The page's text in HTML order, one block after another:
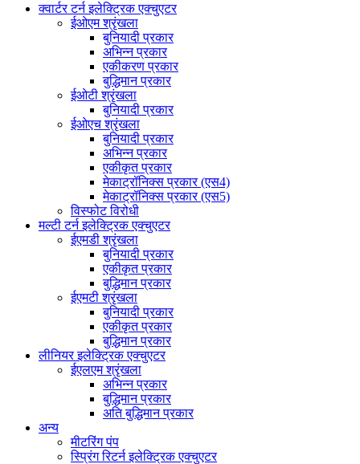
क्वार्टर टर्न इलेक्ट्रिक एक्चुएटर
ईओएम श्रृंखला
बुनियादी प्रकार
अभिन्न प्रकार
एकीकरण प्रकार
बुद्धिमान प्रकार
ईओटी श्रृंखला
बुनियादी प्रकार
ईओएच श्रृंखला
बुनियादी प्रकार
अभिन्न प्रकार
एकीकृत प्रकार
मेकाट्रॉनिक्स प्रकार (एस4)
मेकाट्रॉनिक्स प्रकार (एस5)
विस्फोट विरोधी
मल्टी टर्न इलेक्ट्रिक एक्चुएटर
ईएमडी श्रृंखला
बुनियादी प्रकार
एकीकृत प्रकार
बुद्धिमान प्रकार
ईएमटी श्रृंखला
बुनियादी प्रकार
एकीकृत प्रकार
बुद्धिमान प्रकार
लीनियर इलेक्ट्रिक एक्चुएटर
ईएलएम श्रृंखला
अभिन्न प्रकार
बुद्धिमान प्रकार
अति बुद्धिमान प्रकार
अन्य
मीटरिंग पंप
स्प्रिंग रिटर्न इलेक्ट्रिक एक्चुएटर